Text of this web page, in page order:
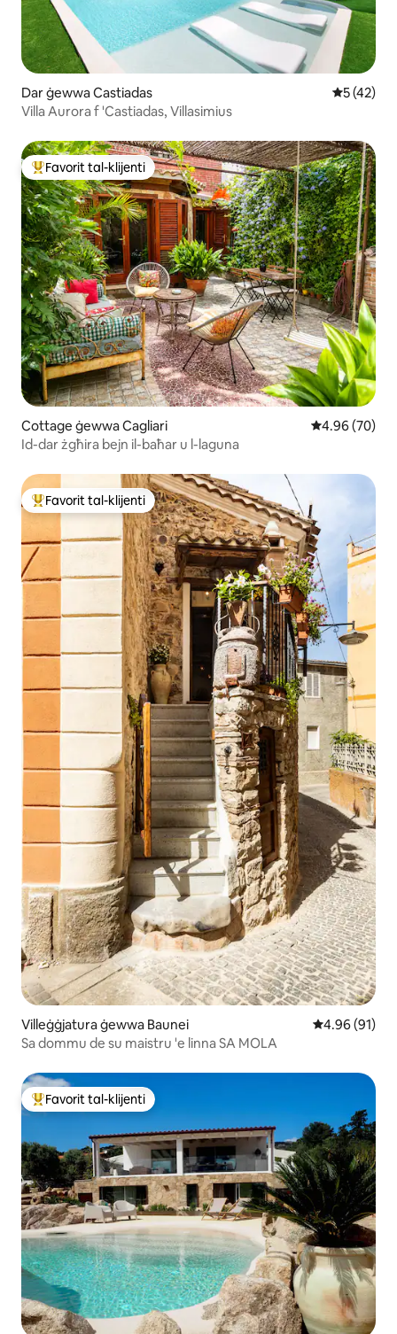
Dar ġewwa Castiadas Rating
5 (42)
Villa Aurora f 'Castiadas, Villasimius
Wieħed mill-aqwa favoriti tal-klijenti
Favorit tal-klijenti
Cottage ġewwa Cagliari Rating medju
4.96 (70)
Id-dar żgħira bejn il-baħar u l-laguna
Wieħed mill-aqwa favoriti tal-klijenti
Favorit tal-klijenti
Villeġġjatura ġewwa Baunei Rating
4.96 (91)
Sa dommu de su maistru 'e linna SA MOLA
Wieħed mill-aqwa favoriti tal-klijenti
Favorit tal-klijenti